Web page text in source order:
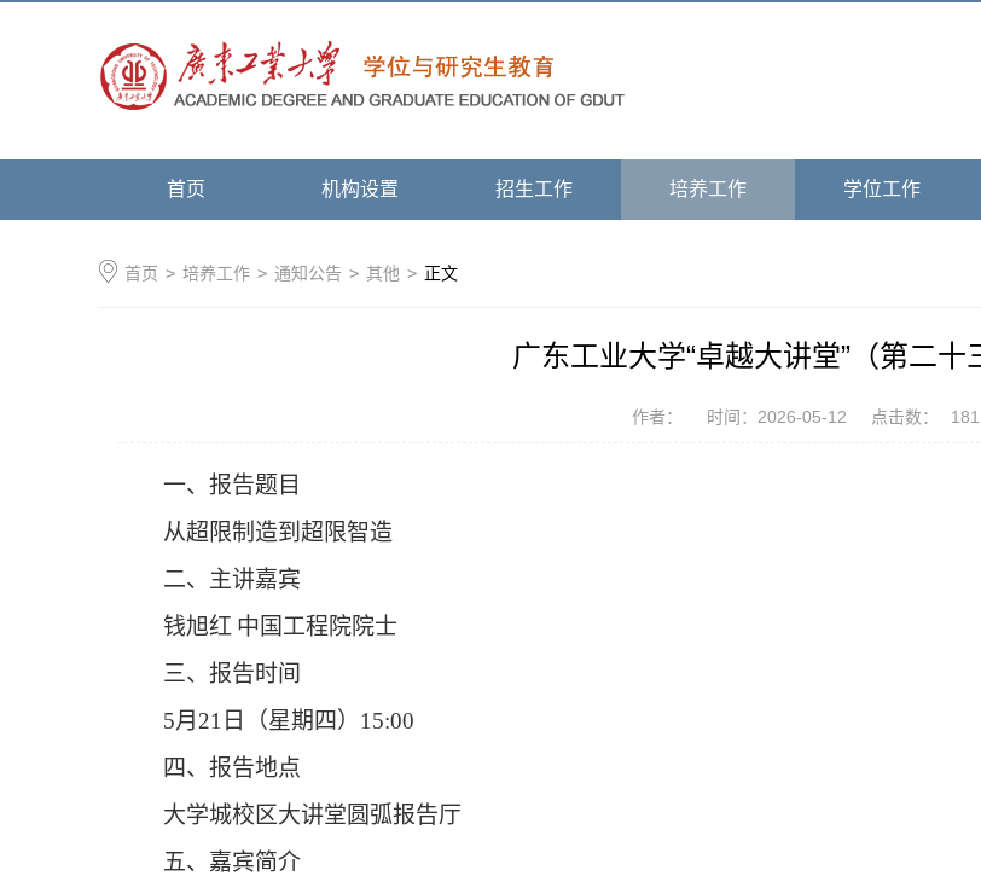
首页 机构设置 招生工作 培养工作 学位工作
首页 > 培养工作 > 通知公告 > 其他 > 正文
广东工业大学“卓越大讲堂”（第二十
作者： 时间：2026-05-12 点击数： 181
一、报告题目
从超限制造到超限智造
二、主讲嘉宾
钱旭红 中国工程院院士
三、报告时间
5月 21 日（星期 四 ） 15:00
四、报告地点
大学城校区大讲堂圆弧报告厅
五、嘉宾简介